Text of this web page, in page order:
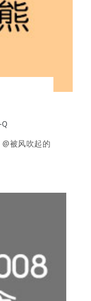
Q
被风吹起的